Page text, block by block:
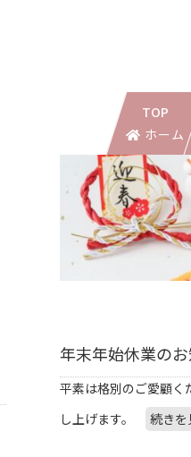
TOP
ホーム
年末年始休業の
平素は格別のご愛顧く
し上げます。
続きを